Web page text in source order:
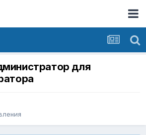
для